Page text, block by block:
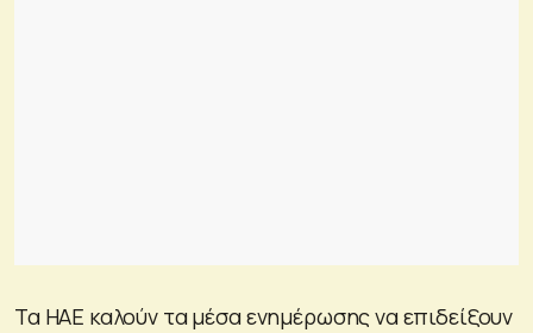
Τα ΗΑΕ καλούν τα μέσα ενημέρωσης να επιδείξουν